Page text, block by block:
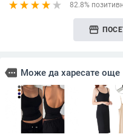
82.8%
storefront
more Може да харесате още